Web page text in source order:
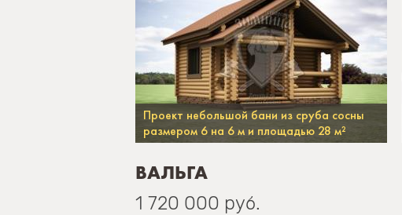
Проект небольшой бани из сруба сосны
размером 6 на 6 м и площадью 28 м²
ВАЛЬГА
1 720 000 руб.